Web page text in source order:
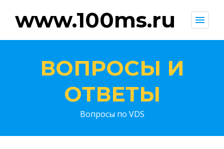
www.100ms.ru menu
ВОПРОСЫ И
ОТВЕТЫ
Вопросы по VDS